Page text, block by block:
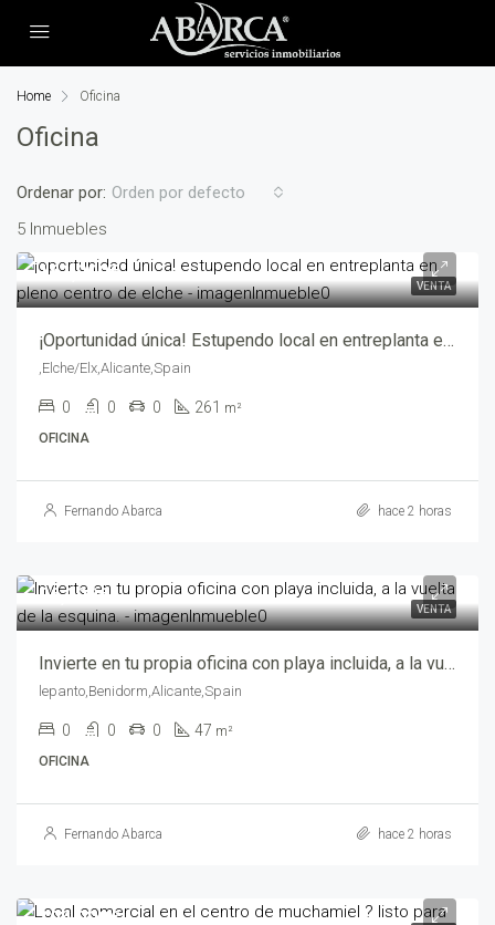
Home Oficina
Oficina
5 Inmuebles
Ordenar por: Orden por defecto
VENTA
161,900€
¡Oportunidad única! Estupendo local en entreplanta en pleno centro de Elche – mv204883-2469
,Elche/Elx,Alicante,Spain
0 0 0 261 m²
OFICINA
Fernando Abarca hace 2 horas
VENTA
96,000€
Invierte en tu propia oficina con playa incluida, a la vuelta de la esquina. – of_beni001-6255
lepanto,Benidorm,Alicante,Spain
0 0 0 47 m²
OFICINA
Fernando Abarca hace 2 horas
104,900€